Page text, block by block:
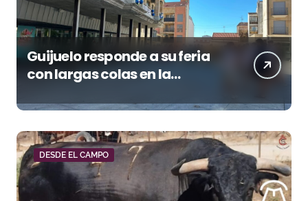
Guijuelo responde a su feria
con largas colas en la
DESDE EL CAMPO